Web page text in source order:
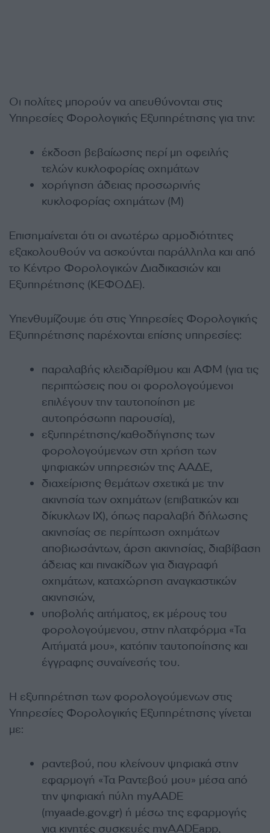
Οι πολίτες μπορούν να απευθύνονται στις
Υπηρεσίες Φορολογικής Εξυπηρέτησης για την:
έκδοση βεβαίωσης περί μη οφειλής
τελών κυκλοφορίας οχημάτων
χορήγηση άδειας προσωρινής
κυκλοφορίας οχημάτων (Μ)
Επισημαίνεται ότι οι ανωτέρω αρμοδιότητες
εξακολουθούν να ασκούνται παράλληλα και από
το Κέντρο Φορολογικών Διαδικασιών και
Εξυπηρέτησης (ΚΕΦΟΔΕ).
Υπενθυμίζουμε ότι στις Υπηρεσίες Φορολογικής
Εξυπηρέτησης παρέχονται επίσης υπηρεσίες:
παραλαβής κλειδαρίθμου και ΑΦΜ (για τις
περιπτώσεις που οι φορολογούμενοι
επιλέγουν την ταυτοποίηση με
αυτοπρόσωπη παρουσία),
εξυπηρέτησης/καθοδήγησης των
φορολογούμενων στη χρήση των
ψηφιακών υπηρεσιών της ΑΑΔΕ,
διαχείρισης θεμάτων σχετικά με την
ακινησία των οχημάτων (επιβατικών και
δίκυκλων ΙΧ), όπως παραλαβή δήλωσης
ακινησίας σε περίπτωση οχημάτων
αποβιωσάντων, άρση ακινησίας, διαβίβαση
άδειας και πινακίδων για διαγραφή
οχημάτων, καταχώρηση αναγκαστικών
ακινησιών,
υποβολής αιτήματος, εκ μέρους του
φορολογούμενου, στην πλατφόρμα «Τα
Αιτήματά μου», κατόπιν ταυτοποίησης και
έγγραφης συναίνεσής του.
Η εξυπηρέτηση των φορολογούμενων στις
Υπηρεσίες Φορολογικής Εξυπηρέτησης γίνεται
με:
ραντεβού, που κλείνουν ψηφιακά στην
εφαρμογή «Τα Ραντεβού μου» μέσα από
την ψηφιακή πύλη myAADE
(myaade.gov.gr) ή μέσω της εφαρμογής
για κινητές συσκευές myAADEapp,